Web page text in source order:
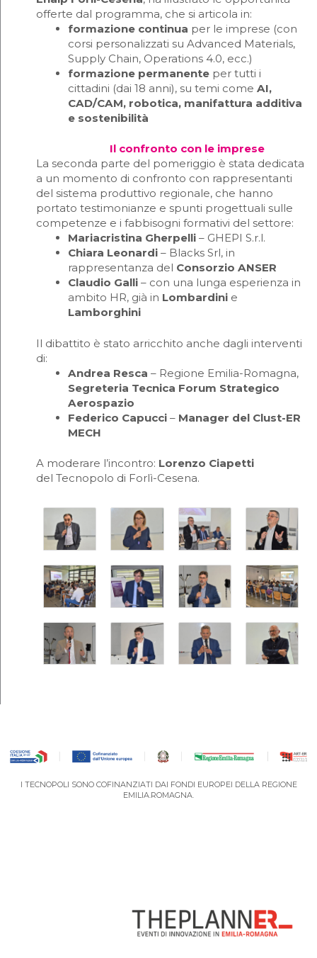
offerte dal programma, che si articola in:
formazione continua per le imprese (con
corsi personalizzati su Advanced Materials,
Supply Chain, Operations 4.0, ecc.)
formazione permanente per tutti i
cittadini (dai 18 anni), su temi comeAI,
CAD/CAM, robotica, manifattura additiva
e sostenibilità
Il confronto con le imprese
La seconda parte del pomeriggio è stata dedicata
a un momento di confronto con rappresentanti
del sistema produttivo regionale, che hanno
portato testimonianze e spunti progettuali sulle
competenze e i fabbisogni formativi del settore:
Mariacristina Gherpelli – GHEPI S.r.l.
Chiara Leonardi – Blacks Srl, in
rappresentanza del Consorzio ANSER
Claudio Galli – con una lunga esperienza in
ambito HR, già in Lombardini e
Lamborghini
Il dibattito è stato arricchito anche dagli interventi
di:
Andrea Resca – Regione Emilia-Romagna,
Segreteria Tecnica Forum Strategico
Aerospazio
Federico Capucci – Manager del Clust-ER
MECH
A moderare l’incontro: Lorenzo Ciapetti
del Tecnopolo di Forlì-Cesena.
I TECNOPOLI SONO COFINANZIATI DAI FONDI EUROPEI DELLA REGIONE
EMILIA.ROMAGNA.